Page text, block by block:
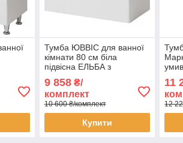
Тумба ЮВВІС для ванної
кімнати 80 см біла
підвісна ЕЛЬБА з
9 858₴/
комплект
10 600 ₴/комплект
Купити
11
12